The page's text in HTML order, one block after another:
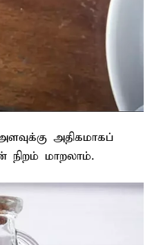
அதிகமாகப்
நிறம் மாறலாம்.